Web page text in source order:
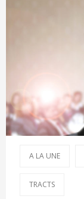
A LA UNE
TRACTS